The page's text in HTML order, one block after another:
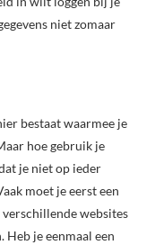
niet zomaar
bestaat waarmee je
hoe gebruik je
je niet op ieder
moet je eerst een
websites
Heb je eenmaal een